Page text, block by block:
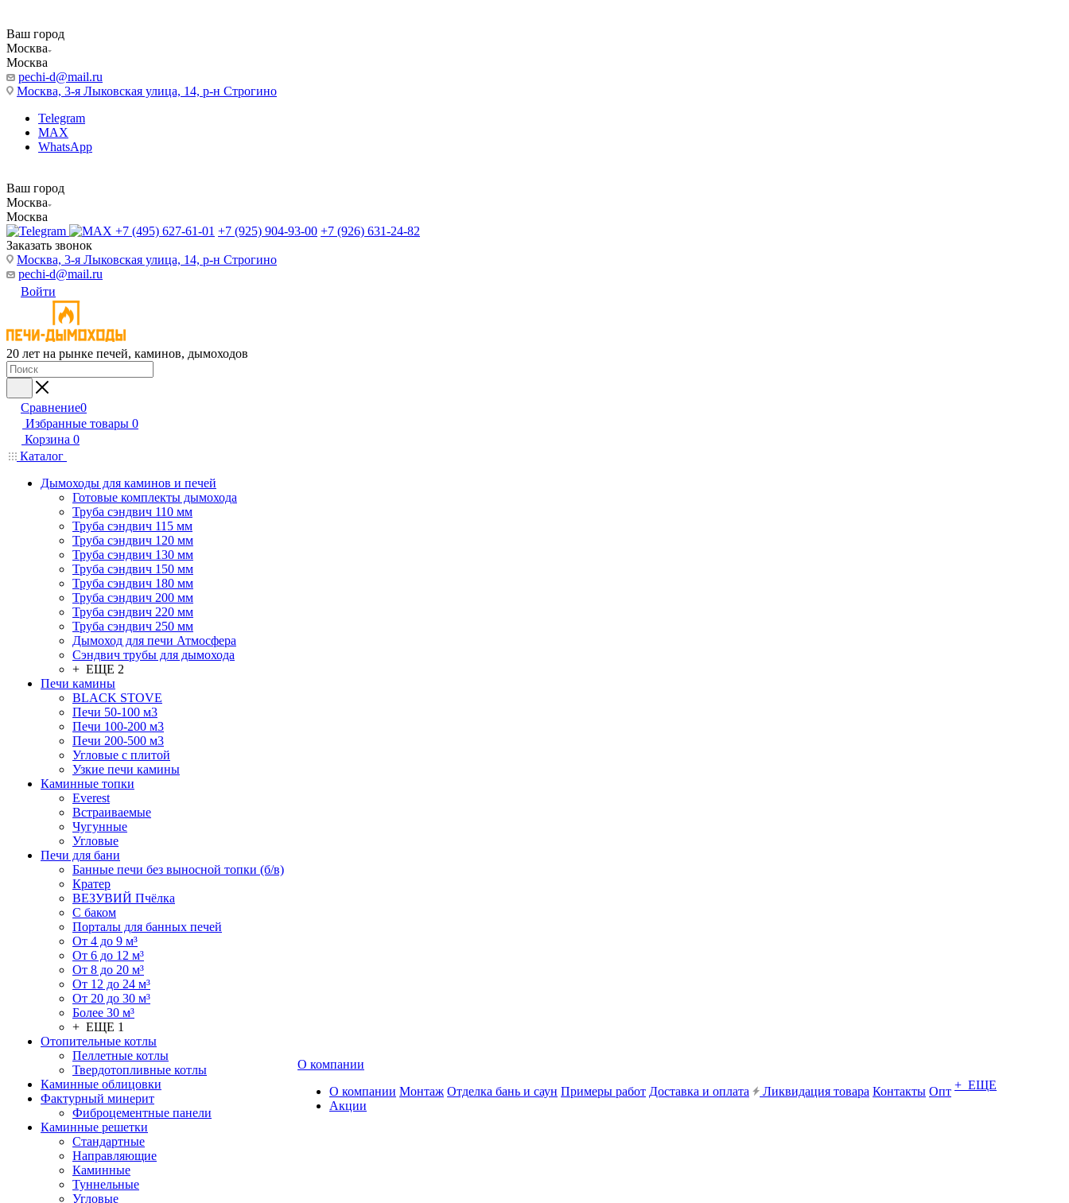
Ваш город
Москва
Москва
pechi-d@mail.ru
Москва, 3-я Лыковская улица, 14, р-н Строгино
Telegram
MAX
WhatsApp
Ваш город
Москва
Москва
+7 (495) 627-61-01 +7 (925) 904-93-00 +7 (926) 631-24-82
Заказать звонок
Москва, 3-я Лыковская улица, 14, р-н Строгино
pechi-d@mail.ru
Войти
20 лет на рынке печей, каминов, дымоходов
Сравнение0
Избранные товары 0
Корзина 0
Каталог
Дымоходы для каминов и печей
Готовые комплекты дымохода
Труба сэндвич 110 мм
Труба сэндвич 115 мм
Труба сэндвич 120 мм
Труба сэндвич 130 мм
Труба сэндвич 150 мм
Труба сэндвич 180 мм
Труба сэндвич 200 мм
Труба сэндвич 220 мм
Труба сэндвич 250 мм
Дымоход для печи Атмосфера
Сэндвич трубы для дымохода
+ ЕЩЕ 2
Печи камины
BLACK STOVE
Печи 50-100 м3
Печи 100-200 м3
Печи 200-500 м3
Угловые с плитой
Узкие печи камины
Каминные топки
Everest
Встраиваемые
Чугунные
Угловые
Печи для бани
Банные печи без выносной топки (б/в)
Кратер
ВЕЗУВИЙ Пчёлка
С баком
Порталы для банных печей
От 4 до 9 м³
От 6 до 12 м³
От 8 до 20 м³
От 12 до 24 м³
От 20 до 30 м³
Более 30 м³
+ ЕЩЕ 1
Отопительные котлы
Пеллетные котлы
Твердотопливные котлы
Каминные облицовки
Фактурный минерит
Фиброцементные панели
Каминные решетки
Стандартные
Направляющие
Каминные
Туннельные
Угловые
О компании
О компании
Акции
Монтаж Отделка бань и саун Примеры работ Доставка и оплата Ликвидация товара Контакты Опт + ЕЩЕ